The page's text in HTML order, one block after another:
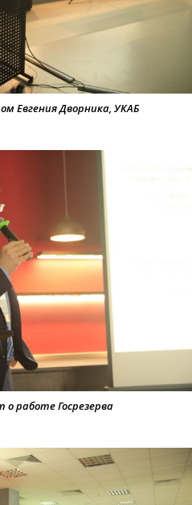
Евгения Дворника, УКАБ
работе Госрезерва